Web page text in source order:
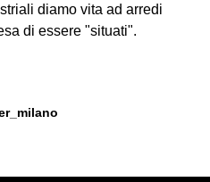
diamo vita ad arredi
di essere "situati".